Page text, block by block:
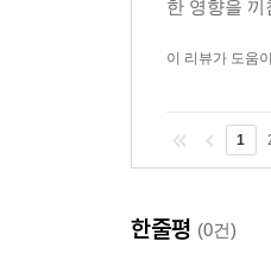
한 영향을
이 리뷰가 도움
1
한줄평 (0건)